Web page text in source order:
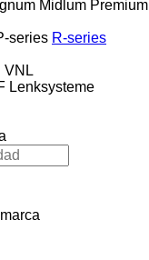
Midlum Premium
series R-series
VNL
Lenksysteme